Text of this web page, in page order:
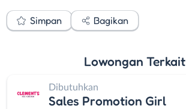
Simpan Bagikan
Lowongan Terkait
Dibutuhkan
Sales Promotion Girl